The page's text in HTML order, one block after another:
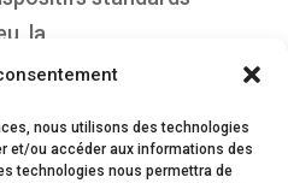
nous utilisons des technologies
et/ou accéder aux informations des
technologies nous permettra de
la
et mot de
Données